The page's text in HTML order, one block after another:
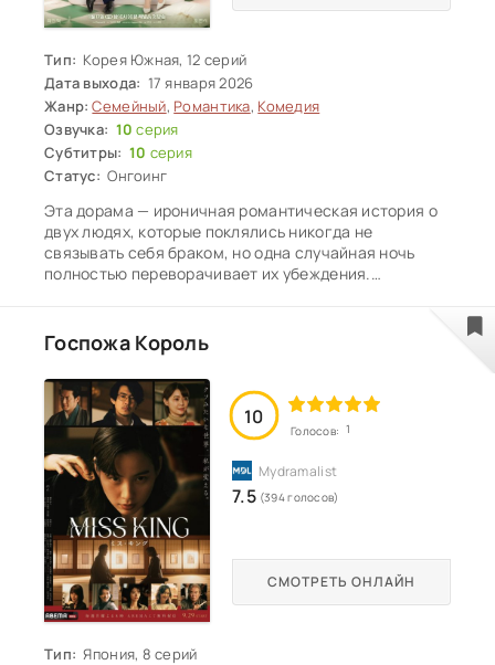
Тип: Корея Южная, 12 серий
Дата выхода: 17 января 2026
Жанр: Семейный, Романтика, Комедия
Озвучка: 10 серия
Субтитры: 10 серия
Статус: Онгоинг
Эта дорама — ироничная романтическая история о
двух людях, которые поклялись никогда не
связывать себя браком, но одна случайная ночь
полностью переворачивает их убеждения.
карьеристка Чан Хи Вон, давно вычеркнувшая
любовь из своей жизни, неожиданно оказываются
втянутыми в отношения, к которым никто из них не
был готов.
Госпожа Король
Тип: Япония, 8 серий
СМОТРЕТЬ ОНЛАЙН
10
Голосов: 1
7.5 (394 голосов)